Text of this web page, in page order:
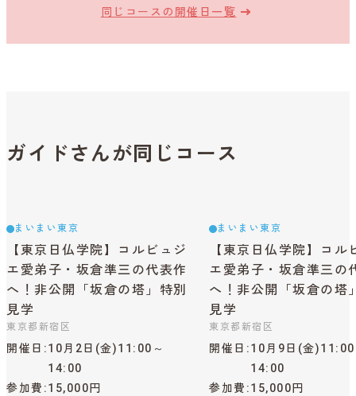
同じコースの開催日一覧
ガイドさんが同じコース
まいまい東京
【東京日仏学院】コルビュジ
エ愛弟子・坂倉準三の代表作
へ！非公開「坂倉の塔」特別
見学
東京都新宿区
開催日
10月2日(金)11:00～
14:00
参加費 15,000円
まいまい東京
【東京日仏学院】コル
エ愛弟子・坂倉準三の
へ！非公開「坂倉の塔
見学
東京都新宿区
開催日
10月9日(金
14:00
参加費 15,000円